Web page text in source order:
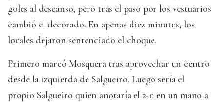
goles al descanso, pero tras el paso por los vestuarios
cambió el decorado. En apenas diez minutos, los
locales dejaron sentenciado el choque.
Primero marcó Mosquera tras aprovechar un centro
desde la izquierda de Salgueiro. Luego sería el
propio Salgueiro quien anotaría el 2-0 en un mano a